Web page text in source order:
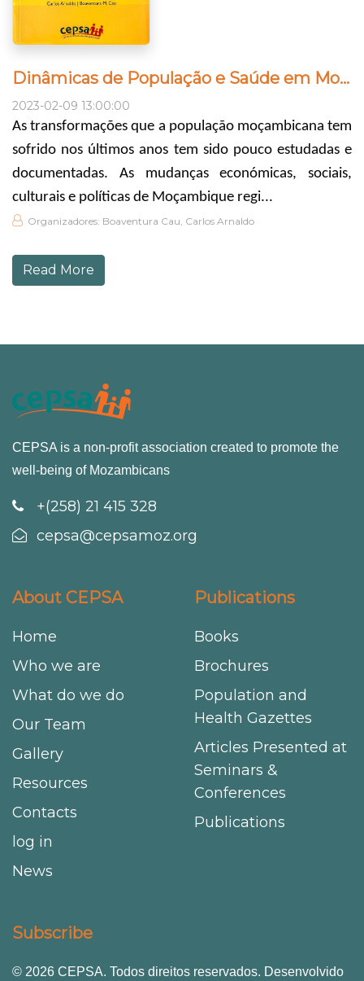
Dinâmicas de População e Saúde em Moçambique
2023-02-09 13:00:00
As transformações que a população moçambicana tem
sofrido nos últimos anos tem sido pouco estudadas e
documentadas. As mudanças económicas, sociais,
culturais e políticas de Moçambique regi...
Organizadores: Boaventura Cau, Carlos Arnaldo
Read More
CEPSA is a non-profit association created to promote the
well-being of Mozambicans
+(258) 21 415 328
cepsa@cepsamoz.org
About CEPSA
Home
Who we are
What do we do
Our Team
Gallery
Resources
Contacts
log in
News
Publications
Books
Brochures
Population and
Health Gazettes
Articles Presented at
Seminars &
Conferences
Publications
Subscribe
© 2026 CEPSA. Todos direitos reservados. Desenvolvido